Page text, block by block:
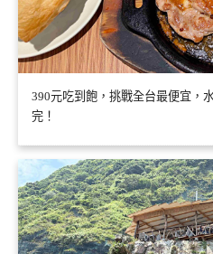
390元吃到飽，挑戰全台最便宜，
完！